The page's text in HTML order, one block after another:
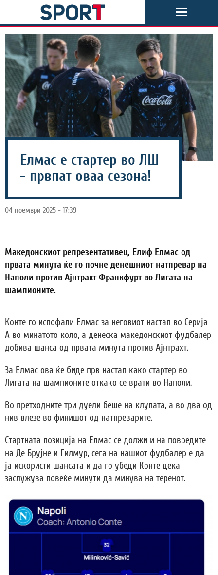
Елмас е стартер во ЛШ
- првпат оваа сезона!
04 ноември 2025 - 17:39
Македонскиот репрезентативец, Елиф Елмас од
првата минута ќе го почне денешниот натпревар на
Наполи против Ајнтрахт Франкфурт во Лигата на
шампионите.
Конте го испофали Елмас за неговиот настап во Серија
А во минатото коло, а денеска македонскиот фудбалер
добива шанса од првата минута против Ајнтрахт.
За Елмас ова ќе биде прв настап како стартер во
Лигата на шампионите откако се врати во Наполи.
Во претходните три дуели беше на клупата, а во два од
нив влезе во финишот од натпреварите.
Стартната позиција на Елмас се должи и на повредите
на Де Брујне и Гилмур, сега на нашиот фудбалер е да
ја искористи шансата и да го убеди Конте дека
заслужува повеќе минути да минува на теренот.